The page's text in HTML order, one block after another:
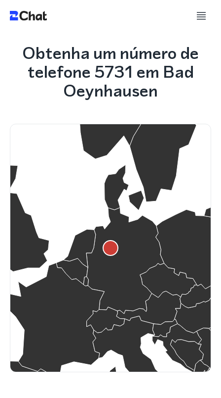
Obtenha um número de
telefone 5731 em Bad
Oeynhausen